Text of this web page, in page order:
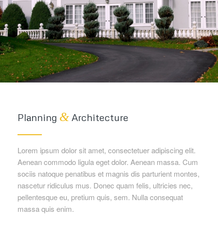
Planning &Architecture
Lorem ipsum dolor sit amet, consectetuer adipiscing elit.
Aenean commodo ligula eget dolor. Aenean massa. Cum
sociis natoque penatibus et magnis dis parturient montes,
nascetur ridiculus mus. Donec quam felis, ultricies nec,
pellentesque eu, pretium quis, sem. Nulla consequat
massa quis enim.